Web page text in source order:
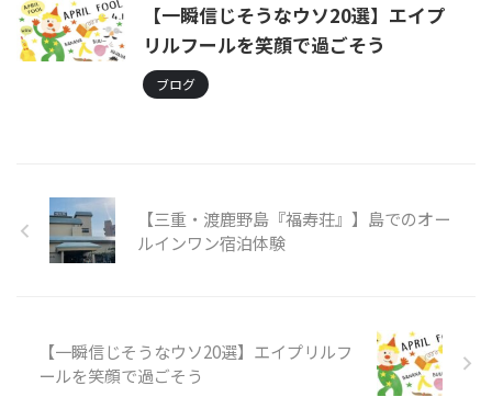
【一瞬信じそうなウソ20選】エイプ
リルフールを笑顔で過ごそう
ブログ
【三重・渡鹿野島『福寿荘』】島でのオー
ルインワン宿泊体験
【一瞬信じそうなウソ20選】エイプリルフ
ールを笑顔で過ごそう